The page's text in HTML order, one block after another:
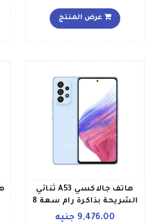
عرض المنتج
هاتف جالاكسي A53 ثنائي
الشريحة بذاكرة رام سعة 8
جيجابايت وذاكرة داخلية
9,476.00 جنيه